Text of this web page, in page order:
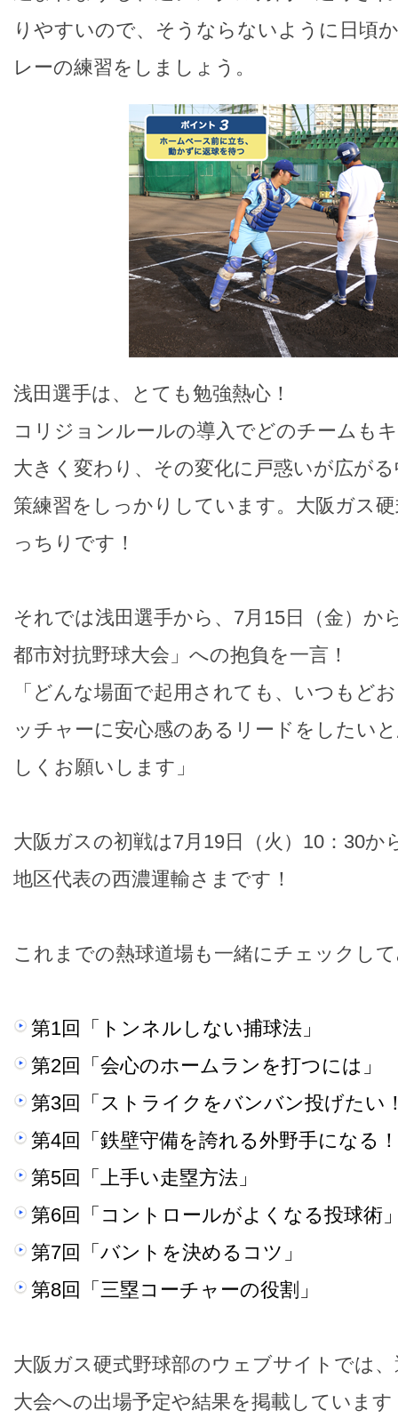
りやすいので、そうならないように日頃
レーの練習をしましょう。
浅田選手は、とても勉強熱心！
コリジョンルールの導入でどのチームも
大きく変わり、その変化に戸惑いが広が
策練習をしっかりしています。大阪ガス
っちりです！
それでは浅田選手から、7月15日（金）
都市対抗野球大会」への抱負を一言！
「どんな場面で起用されても、いつもど
ッチャーに安心感のあるリードをしたい
しくお願いします」
大阪ガスの初戦は7月19日（火）10：30か
地区代表の西濃運輸さまです！
これまでの熱球道場も一緒にチェックし
第1回「トンネルしない捕球法」
第2回「会心のホームランを打つには」
第3回「ストライクをバンバン投げたい
第4回「鉄壁守備を誇れる外野手になる
第5回「上手い走塁方法」
第6回「コントロールがよくなる投球術
第7回「バントを決めるコツ」
第8回「三塁コーチャーの役割」
大阪ガス硬式野球部のウェブサイトでは
大会への出場予定や結果を掲載していま